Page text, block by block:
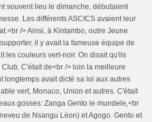
souvent lieu le dimanche, débutaient
Les différents ASCICS avaient leur
/> Ainsi, à Kintambo, outre Jeune
il y avait la fameuse équipe de
les couleurs vert-noir. On disait qu'ils
C'était de<br /> loin la meilleure
longtemps avait dicté sa loi aux autres
vert, Monaco, Union et autres. C'était
gosses: Zanga Gento le mundele,<br
de Nsangu Léon) et Agogo. Gento et